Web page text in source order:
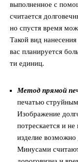
выполненное с
считается
но спустя время
Такой вид
вас планируется
ти единиц.
Метод прямой
печатью
Изображение
потрескается и
изделие
Минусами